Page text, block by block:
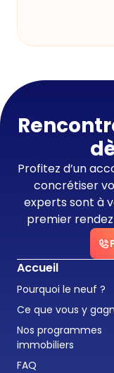
Profitez d’un
concrétiser
experts sont à
premier
Accueil
Pourquoi le neuf ?
Ce que vous y
Nos programmes
immobiliers
FAQ